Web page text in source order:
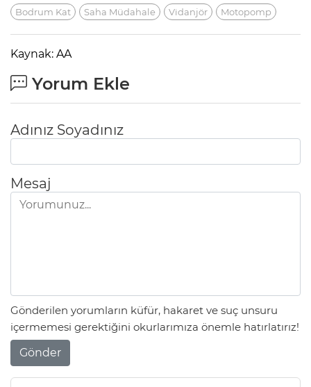
Bodrum Kat
Saha Müdahale Vidanjör Motopomp
Kaynak: AA
Yorum Ekle
Adınız Soyadınız
Mesaj
Gönderilen yorumların küfür, hakaret ve suç unsuru
içermemesi gerektiğini okurlarımıza önemle hatırlatırız!
Gönder